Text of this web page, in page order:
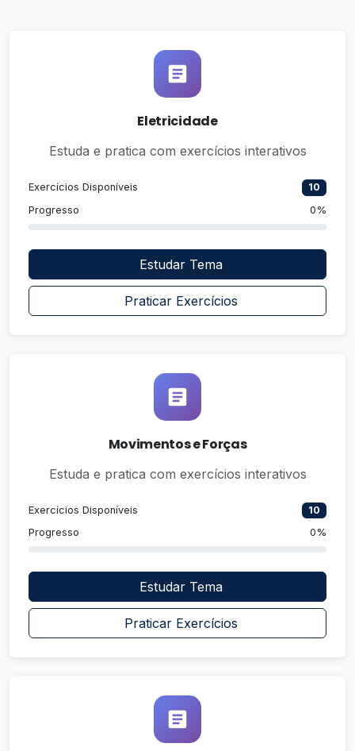
Eletricidade
Estuda e pratica com exercícios interativos
Exercícios Disponíveis
10
Progresso
0%
Estudar Tema
Praticar Exercícios
Movimentos e Forças
Estuda e pratica com exercícios interativos
Exercícios Disponíveis
10
Progresso
0%
Estudar Tema
Praticar Exercícios